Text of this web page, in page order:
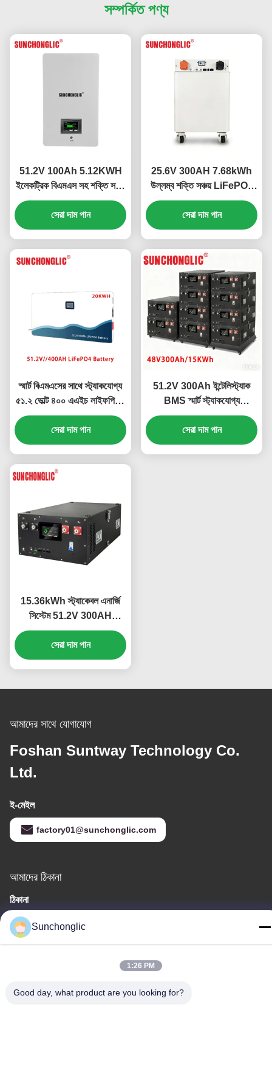
সম্পর্কিত পণ্য
51.2V 100Ah 5.12KWH
ইলেকট্রিক বিএমএস সহ শক্তি সঞ্চয়
করার জন্য দেয়াল মাউন্ট LiFePO4
ব্যাটারি
সেরা দাম পান
25.6V 300AH 7.68kWh
উল্লম্ব শক্তি সঞ্চয় LiFePO4
ব্যাটারি, ইন্টেলিজেন্ট BMS এবং
LCD সহ
সেরা দাম পান
স্মার্ট বিএমএসের সাথে স্ট্যাকযোগ্য
৫১.২ ভোল্ট ৪০০ এএইচ লাইফপিও৪
ব্যাটারি ১৬টি ইউনিটের সমান্তরাল
সংযোগের জন্য
সেরা দাম পান
51.2V 300Ah ইন্টেলিস্ট্যাক
BMS স্মার্ট স্ট্যাকযোগ্য
LiFePO4 ব্যাটারি, যার ক্ষমতা
15.36kWh
সেরা দাম পান
15.36kWh স্ট্যাকেবল এনার্জি
সিস্টেম 51.2V 300AH
লাইফপো 4 ব্যাটারি বুদ্ধিমান
বিএমএস সহ
সেরা দাম পান
আমাদের সাথে যোগাযোগ
Foshan Suntway Technology Co.
Ltd.
ই-মেইল
factory01@sunchonglic.com
আমাদের ঠিকানা
ঠিকানা
গুয়াংডং, চীন
টেলিফোন
Sunchonglic
1:26 PM
Good day, what product are you looking for?